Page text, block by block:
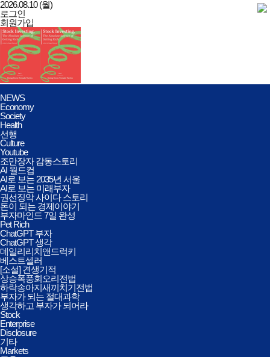
2026.08.10 (월)
로그인
회원가입
데일리리치앤드럭키
전체메뉴
열기/
닫기
NEWS
Economy
Society
Health
선행
Culture
Youtube
조만장자 감동스토리
AI 월드컵
AI로 보는 2035년 서울
AI로 보는 미래부자
권선징악 사이다 스토리
돈이 되는 경제이야기
부자마인드 7일 완성
Pet Rich
ChatGPT 부자
ChatGPT 생각
데일리리치앤드럭키
베스트셀러
[소설] 견생기적
상승폭풍회오리전법
하락송아지새끼치기전법
부자가 되는 절대과학
생각하고 부자가 되어라
Stock
Enterprise
Disclosure
기타
Markets